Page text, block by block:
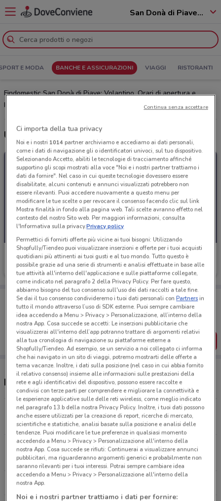
San Donà di Piave - 30027
E MODA BANCHE E ASSICURAZIONI VIAGGI RISTORANTI
Findomestic San Donà di Piave: Volantino, Orari di apertura e
Indirizzi
Ultime offerte del volantino Findomestic
Findomestic
Scade il 03/09 292 m
Porta DoveConviene sempre con te!
Puoi trovare le migliori offerte dei negozi vicino a te,
salvarle e creare la tua lista del risparmio, comodamente
dal tuo cellulare.
SCARICA L’APP
Negozi Findomestic a San Donà di Piave
Via Campanile, 63/2 San Dona Di Piave
292 m
CHIUSO
Viale Iv Novembre, 15 Treviso
24.3 km
CHIUSO
Ci importa della tua privacy
Noi e i nostri 1014partner archiviamo e accediamo ai dati personali,
come i dati di navigazione gli o identificatori univoci, sul tuo dispositivo.
Selezionando Accetto, abiliti le tecnologie di tracciamento affinché
supportino gli scopi mostrati alla voce "Noi e i nostri partner trattiamo i
dati da fornire". Nel caso in cui queste tecnologie dovessero essere
disabilitate, alcuni contenuti e annunci visualizzati potrebbero non
essere rilevanti. Puoi accedere nuovamente a questo menu per
modificare le tue scelte o per revocare il consenso facendo clic sul link
Mostra finalità in fondo alla pagina web. Tali scelte avranno effetto nel
contesto del nostro Sito web. Per maggiori informazioni, consulta
l'Informativa sulla privacy.Privacy policy
Permettici di fornirti offerte più vicine ai tuoi bisogni: Utilizzando
Shopfully/Tiendeo puoi visualizzare inserzioni e offerte per i tuoi acquisti
quotidiani più attinenti ai tuoi gusti e al tuo mondo. Tutto questo è
possibile grazie ad una serie di strumenti e analisi effettuate in base alle
tue attività all'interno dell'applicazione e sulle piattaforme collegate,
come indicato nel paragrafo 2 della Privacy Policy. Per fare questo,
abbiamo bisogno del tuo consenso sull'uso dei dati raccolti a tale fine.
Se dai il tuo consenso condivideremo i tuoi dati personali conPartnersin
tutto il mondo attraverso l’uso di SDK esterne. Puoi sempre cambiare
idea accedendo a Menu > Privacy > Personalizzazione, all’interno della
nostra App. Cosa succede se accetti: Le inserzioni pubblicitarie che
visualizzerai all'interno dell’app potranno trattare di argomenti relativi
alla tua cronologia di navigazione su piattaforme esterne a
Shopfully/Tiendeo. Ad esempio, se un servizio a noi collegato ci informa
che hai navigato in un sito di viaggi, potremo mostrarti delle offerte a
tema vacanze. Inoltre, i dati sulla posizione (nel caso in cui abbia fornito
il relativo consenso) insieme alle informazioni sulle prestazioni della
rete e agli identificativi del dispositivo, possono essere raccolte e
condivisi con terze parti per comprendere e migliorare la connettività e
le esperienze applicative sulle delle reti wireless, come meglio indicato
nel paragrafo 13.b della nostra Privacy Policy. Inoltre, i tuoi dati possono
anche essere utilizzati per la creazione di report, ricerche di mercato,
scientifiche e statistiche, analisi basate sulla posizione e analisi delle
tendenze. Puoi modificare le tue preferenze in qualsiasi momento
accedendo a Menu > Privacy > Personalizzazione all'interno della
nostra App. Cosa succede se rifiuti: Continuerai a visualizzare annunci
pubblicitari, ma riguarderanno argomenti generici e probabilmente non
saranno rilevanti per i tuoi interessi. Potrai sempre cambiare idea
accedendo a Menu > Privacy > Personalizzazione all'interno della
nostra App.
Noi e i nostri partner trattiamo i dati per fornire:
Continua senza accettare